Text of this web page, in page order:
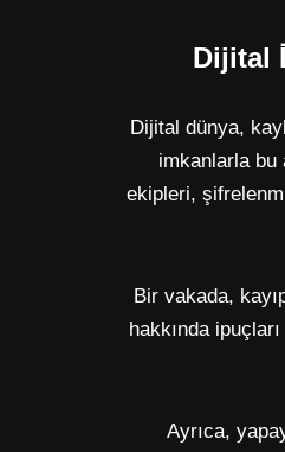
Dijital
Dijital dünya,
imkanlarla bu
ekipleri,
Bir vakada,
hakkında
Ayrıca,